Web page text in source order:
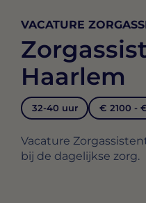
VACATURE
Haarlem
32-40 uur € 2100 -
Vacature
bij de dagelijkse zorg.